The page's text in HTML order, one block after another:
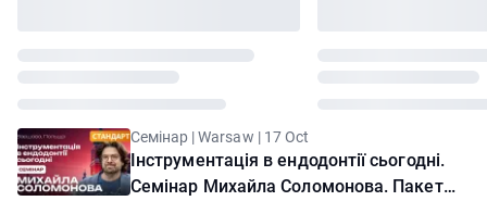
Семінар | Warsaw | 17 Oct
Інструментація в ендодонтії сьогодні.
Семінар Михайла Соломонова. Пакет